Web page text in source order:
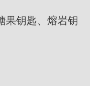
果钥匙、熔岩钥